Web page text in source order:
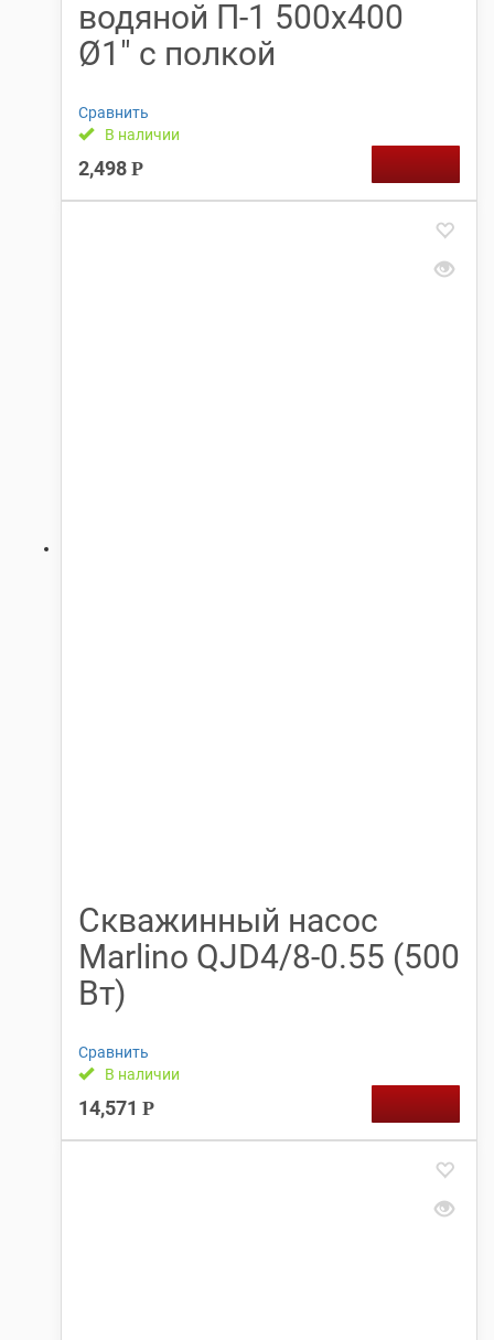
водяной П-1 500х400
Ø1″ с полкой
Сравнить
В наличии
2,498 Р
Скважинный насос
Marlino QJD4/8-0.55 (500
Вт)
Сравнить
В наличии
14,571 Р